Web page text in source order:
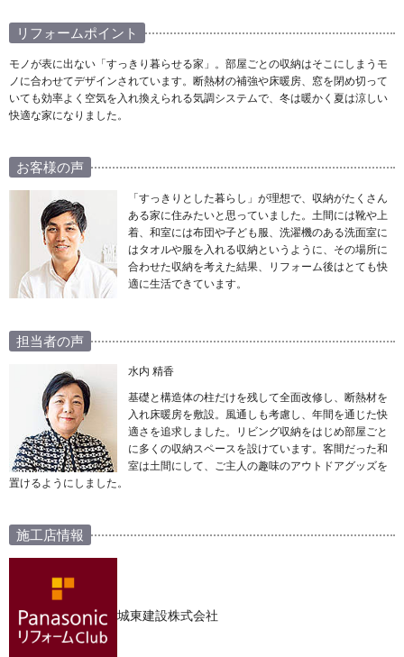
リフォームポイント
モノが表に出ない「すっきり暮らせる家」。部屋ごとの収納はそこにしまうモ
ノに合わせてデザインされています。断熱材の補強や床暖房、窓を閉め切って
いても効率よく空気を入れ換えられる気調システムで、冬は暖かく夏は涼しい
快適な家になりました。
お客様の声
「すっきりとした暮らし」が理想で、収納がたくさん
ある家に住みたいと思っていました。土間には靴や上
着、和室には布団や子ども服、洗濯機のある洗面室に
はタオルや服を入れる収納というように、その場所に
合わせた収納を考えた結果、リフォーム後はとても快
適に生活できています。
担当者の声
水内 精香
基礎と構造体の柱だけを残して全面改修し、断熱材を
入れ床暖房を敷設。風通しも考慮し、年間を通じた快
適さを追求しました。リビング収納をはじめ部屋ごと
に多くの収納スペースを設けています。客間だった和
室は土間にして、ご主人の趣味のアウトドアグッズを
置けるようにしました。
施工店情報
城東建設株式会社